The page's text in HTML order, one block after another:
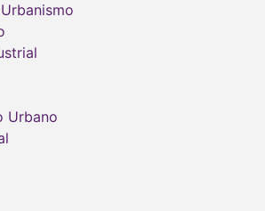
Urbano